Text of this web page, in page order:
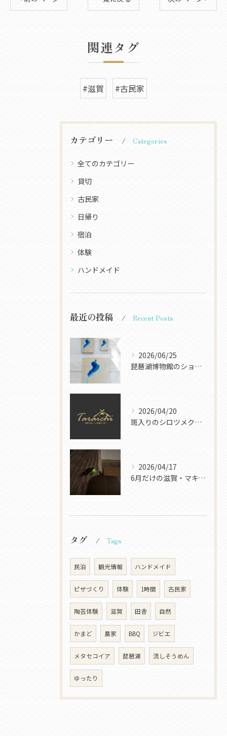
関連タグ
#滋賀 #古民家
カテゴリー Categories
全てのカテゴリー
貸切
古民家
日帰り
宿泊
体験
ハンドメイド
最近の投稿 Recent Posts
2026/06/25
琵琶湖博物館のショップに琵琶湖ウッドマップが登場します
2026/04/20
斑入りのシロツメクサを発見！
2026/04/17
6月だけの滋賀・マキノ旅
タグ Tags
民泊 観光情報 ハンドメイド
ピザづくり 体験 1時間 古民家
陶芸体験 滋賀 田舎 自然
かまど 農家 BBQ ジビエ
メタセコイア 琵琶湖 流しそうめん
ゆったり